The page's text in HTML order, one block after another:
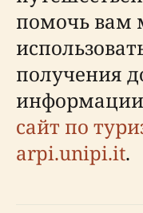
помочь вам
получения
сайт по
arpi.unipi.it.